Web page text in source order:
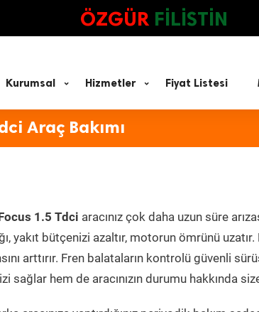
ÖZGÜR FİLİSTİN
Kurumsal Hizmetler Fiyat Listesi
Araç Bakımı
1.5 Tdci aracınız çok daha uzun süre
yakıt bütçenizi azaltır, motorun ömrünü
arttırır. Fren balataların kontrolü güvenli
sağlar hem de aracınızın durumu hakkında